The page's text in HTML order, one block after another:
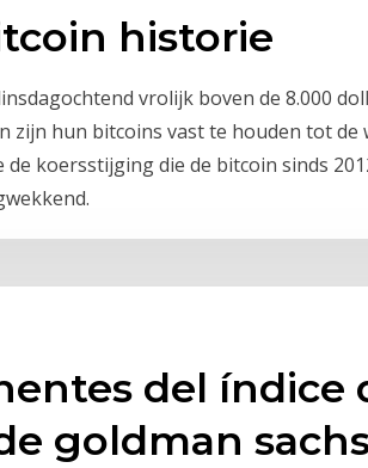
historie
vrolijk boven de 8.000
zijn hun bitcoins vast te houden tot de
de koersstijging die de bitcoin sinds
del índice
goldman